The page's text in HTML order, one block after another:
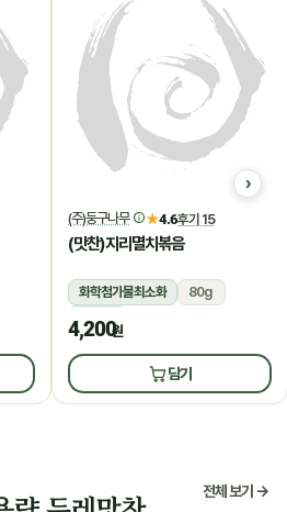
(주)둥구나무 ★4.6후기 15
(맛찬)지리멸치볶음
화학첨가물최소화
80g
냉장
4,200원
담기
전체 보기 →